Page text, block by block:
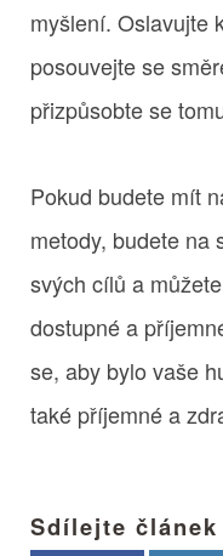
myšlení. Oslavujte
posouvejte se
přizpůsobte se
Pokud budete mít
metody, budete na
svých cílů a
dostupné a
se, aby bylo vaše
také příjemné a
Sdílejte článek